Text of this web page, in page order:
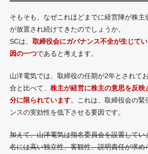
そもそも、なぜこれほどまでに経営陣が株主
が放置され続けてきたのでしょうか。
SCは、 取締役会にガバナンス不全が生じて
因の一つであると考えます。
山洋電気では、取締役の任期が2年とされて
合と比べて、 株主が経営に株主の意思を反映
分に限られています。これは、取締役会の緊
ンスの実効性を低下させる要因です。
加えて、山洋電気は指名委員会を設置してい
名には高い独立性、客観性、説明責任が求め